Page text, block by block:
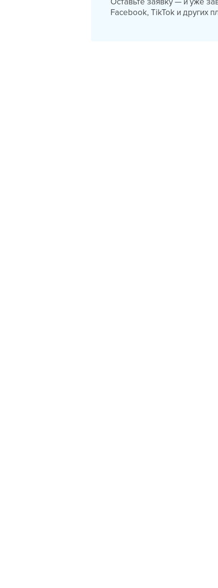
Facebook, TikTok и других